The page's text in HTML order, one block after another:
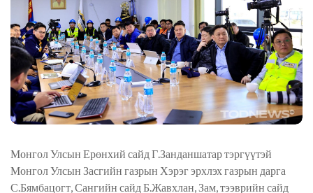
Монгол Улсын Ерөнхий сайд Г.Занданшатар тэргүүтэй
Монгол Улсын Засгийн газрын Хэрэг эрхлэх газрын дарга
С.Бямбацогт, Сангийн сайд Б.Жавхлан, Зам, тээврийн сайд